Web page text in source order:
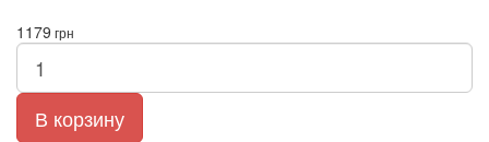
1179 грн
В корзину